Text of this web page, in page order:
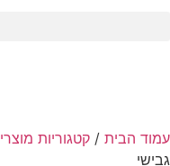
הבית/קטגוריות מוצרים